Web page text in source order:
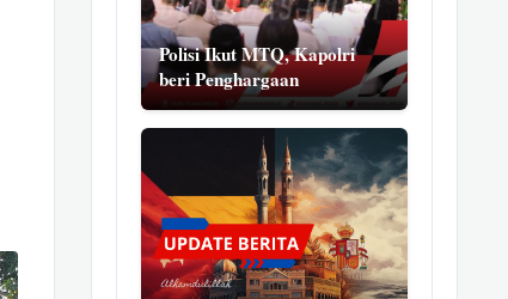
Polisi Ikut MTQ, Kapolri
beri Penghargaan